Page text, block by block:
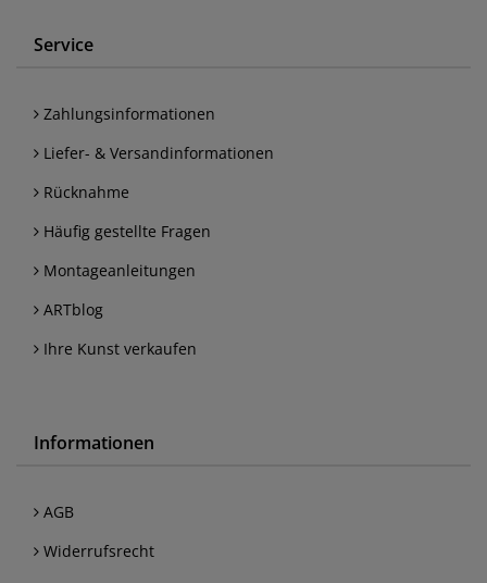
Service
Zahlungsinformationen
Liefer- & Versandinformationen
Rücknahme
Häufig gestellte Fragen
Montageanleitungen
ARTblog
Ihre Kunst verkaufen
Informationen
AGB
Widerrufsrecht